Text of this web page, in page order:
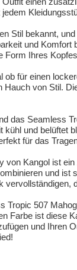
Stil bekannt,
und
Form Ihres
für einen
von Stil.
das Seamless
und belüftet
für das
Kangol ist
und
507
Farbe ist diese
und Ihren